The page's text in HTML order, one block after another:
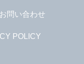
お問い合わせ
POLICY